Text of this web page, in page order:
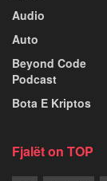
Audio
Auto
Beyond Code
Podcast
Bota E Kriptos
Fjalët on TOP